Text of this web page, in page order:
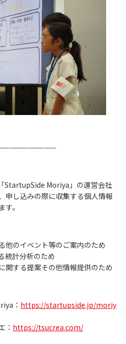
StartupSide Moriya」の運営会社
申し込みの際に収集する個人情報
。
他のイベント等のご案内のため
統計分析のため
関する提案その他情報提供のため
： https://startupside.jp/moriy
： https://tsucrea.com/